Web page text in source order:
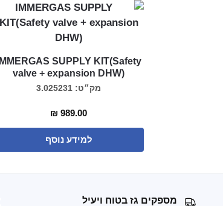
IMMERGAS SUPPLY KIT(Safety
valve + expansion DHW)
מק״ט: 3.025231
₪ 989.00
למידע נוסף
מספקים גז בטוח ויעיל